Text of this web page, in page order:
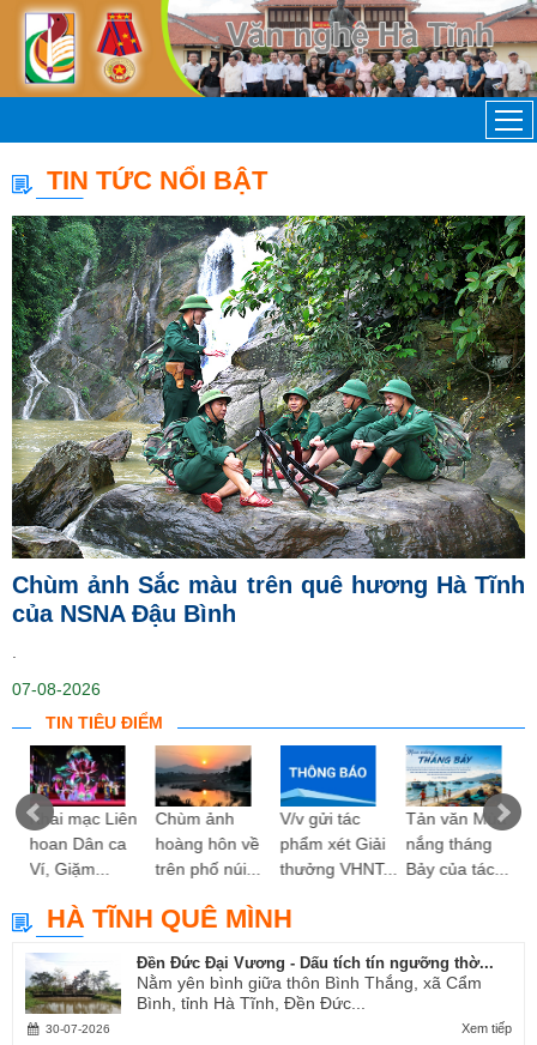
TIN TỨC NỔI BẬT
Chùm ảnh Sắc màu trên quê hương Hà Tĩnh
của NSNA Đậu Bình
07-08-2026
TIN TIÊU ĐIỂM
Khai mạc Liên
hoan Dân ca
Ví, Giặm...
Chùm ảnh
hoàng hôn về
trên phố núi...
V/v gửi tác
phẩm xét Giải
thưởng VHNT...
Tản văn Mùa
nắng tháng
Bảy của tác...
HÀ TĨNH QUÊ MÌNH
Đền Đức Đại Vương - Dấu tích tín ngưỡng thờ...
Nằm yên bình giữa thôn Bình Thắng, xã Cẩm
Bình, tỉnh Hà Tĩnh, Đền Đức...
Xem tiếp
30-07-2026